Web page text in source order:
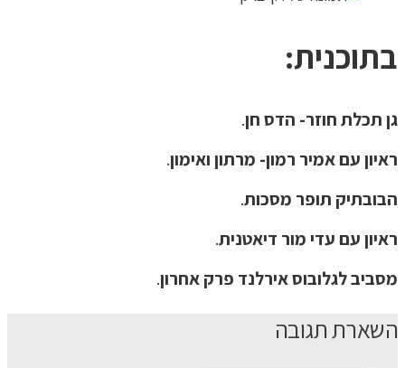
בתוכנית:
גן תכלת חוזר- הדס חן.
ראיון עם אמיר רמון- מרתון ואימון.
הבובתיק תופר מסכות.
ראיון עם עדי מור דיאטנית.
מסביב לגלובוס אירלנד פרק אחרון.
השארת תגובה